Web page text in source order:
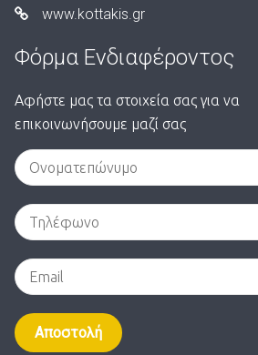
www.kottakis.gr
Φόρμα Ενδιαφέροντος
Αφήστε μας τα στοιχεία σας για να
επικοινωνήσουμε μαζί σας